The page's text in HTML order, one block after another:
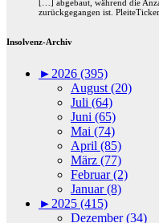
[…] abgebaut, während die
zurückgegangen ist.
Insolvenz-Archiv
► 2026 (395)
August (20)
Juli (64)
Juni (65)
Mai (74)
April (85)
März (77)
Februar (2)
Januar (8)
► 2025 (415)
Dezember (34)